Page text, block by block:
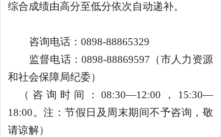
综合成绩由高分至低分依次自动递补。
咨询电话： 0898-88865329
监督电话：0898-88869597 （市人力资源
和社会保障局纪委）
（咨询时间：08:30—12:00 ， 15:30—
18:00。注：节假日及周末期间不予咨询，敬
请谅解）